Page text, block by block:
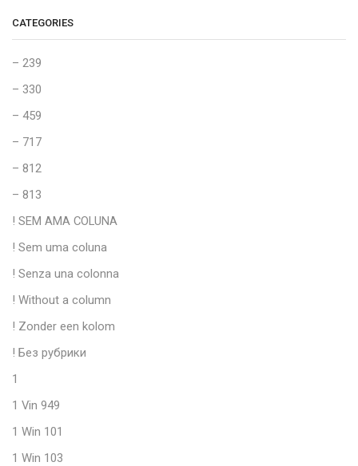
CATEGORIES
– 239
– 330
– 459
– 717
– 812
– 813
! SEM AMA COLUNA
! Sem uma coluna
! Senza una colonna
! Without a column
! Zonder een kolom
! Без рубрики
1
1 Vin 949
1 Win 101
1 Win 103